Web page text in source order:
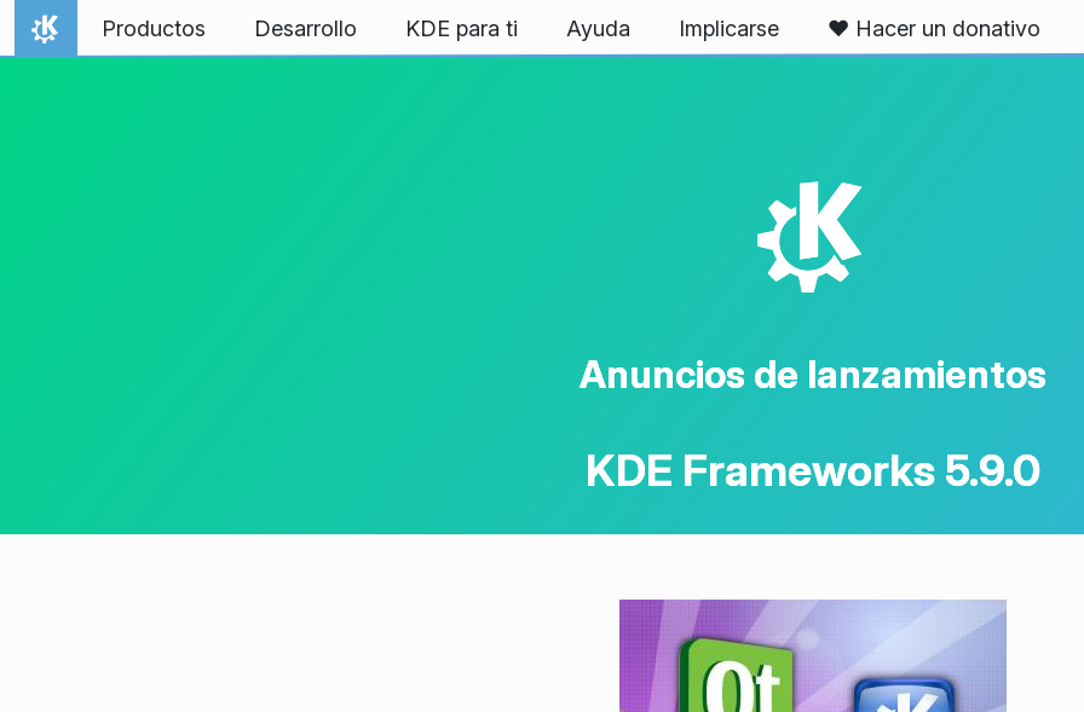
Ir al contenido
Inicio
Productos Desarrollo KDE para ti Ayuda Implicarse ❤️ Hacer un donativo
K
Anuncios de lanzamientos
KDE Frameworks 5.9.0